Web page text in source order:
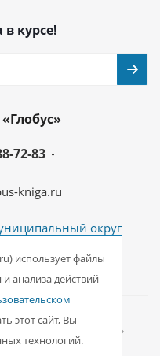
в курсе!
72-83
kniga.ru
округ
Центр «Глобус»
использует файлы
анализа действий
этот сайт, Вы
технологий.